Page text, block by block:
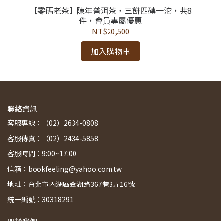
【零碼老茶】陳年普洱茶，三餅四磚一沱，共8
件，會員專屬優惠
NT$20,500
加入購物車
聯絡資訊
客服專線：（02）2634-0808
客服傳真：（02）2434-5858
客服時間：9:00~17:00
信箱：bookfeeling@yahoo.com.tw
地址：台北市內湖區金湖路367巷3弄16號
統一編號：30318291